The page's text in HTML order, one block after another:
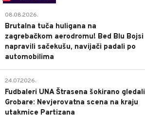
08.08.2026.
Brutalna tuča huligana na
zagrebačkom aerodromu! Bed Blu Bojsi
napravili sačekušu, navijači padali po
automobilima
24.07.2026.
Fudbaleri UNA Štrasena šokirano gledali
Grobare: Nevjerovatna scena na kraju
utakmice Partizana